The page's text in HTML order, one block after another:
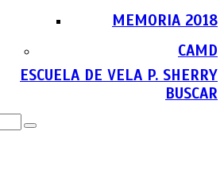
MEMORIA 2018
CAMD
ESCUELA DE VELA P. SHERRY
BUSCAR
Enviar